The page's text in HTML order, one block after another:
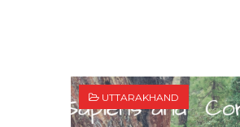
UTTARAKHAND